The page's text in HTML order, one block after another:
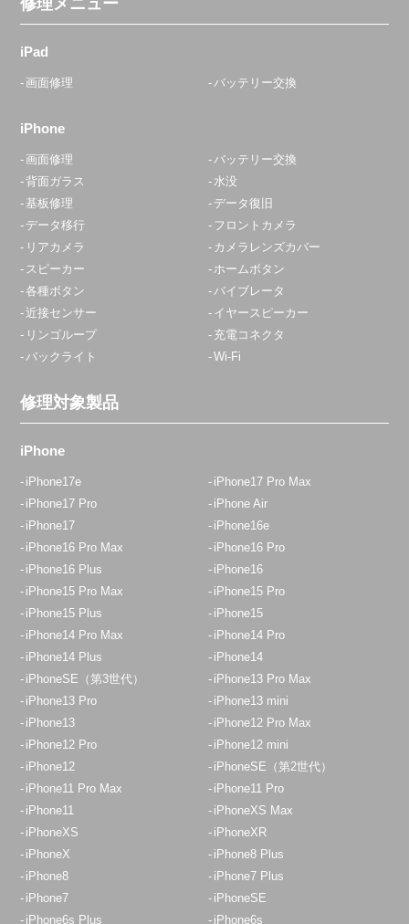
修理メニュー
iPad
画面修理 バッテリー交換
iPhone
画面修理
バッテリー交換
背面ガラス
水没
基板修理
データ復旧
データ移行
フロントカメラ
リアカメラ
カメラレンズカバー
スピーカー
ホームボタン
各種ボタン
バイブレータ
近接センサー
イヤースピーカー
リンゴループ
充電コネクタ
バックライト
Wi-Fi
修理対象製品
iPhone
iPhone17e
iPhone17 Pro Max
iPhone17 Pro
iPhone Air
iPhone17
iPhone16e
iPhone16 Pro Max
iPhone16 Pro
iPhone16 Plus
iPhone16
iPhone15 Pro Max
iPhone15 Pro
iPhone15 Plus
iPhone15
iPhone14 Pro Max
iPhone14 Pro
iPhone14 Plus
iPhone14
iPhoneSE（第3世代）
iPhone13 Pro Max
iPhone13 Pro
iPhone13 mini
iPhone13
iPhone12 Pro Max
iPhone12 Pro
iPhone12 mini
iPhone12
iPhoneSE（第2世代）
iPhone11 Pro Max
iPhone11 Pro
iPhone11
iPhoneXS Max
iPhoneXS
iPhoneXR
iPhoneX
iPhone8 Plus
iPhone8
iPhone7 Plus
iPhone7
iPhoneSE
iPhone6s Plus
iPhone6s